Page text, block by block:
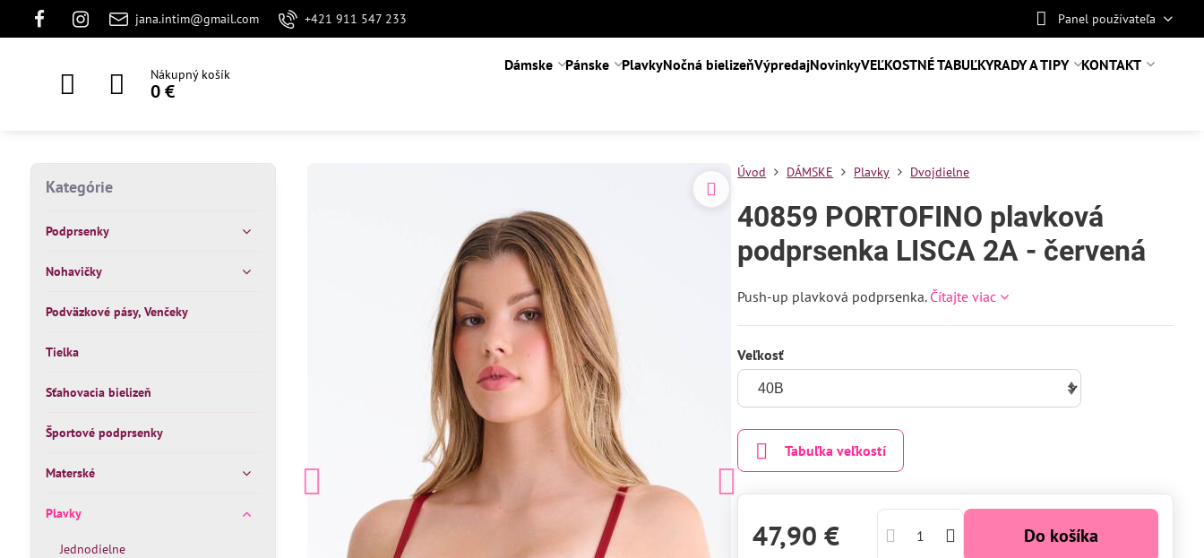
jana.intim@gmail.com +421 911 547 233 Panel používateľa
Nákupný košík
0 €
Dámske Pánske PlavkyNočná bielizeňVýpredajNovinkyVEĽKOSTNÉ TABUĽKYRADY A TIPY KONTAKT
Úvod DÁMSKE Plavky Dvojdielne
40859 PORTOFINO plavková
podprsenka LISCA 2A - červená
Push-up plavková podprsenka. Čítajte viac
Veľkosť
Tabuľka veľkostí
47,90 € Do košíka
Kategórie
Podprsenky
Nohavičky
Podväzkové pásy, Venčeky
Tielka
Sťahovacia bielizeň
Športové podprsenky
Materské
Plavky
Jednodielne